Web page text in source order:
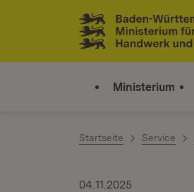
Zum Inhalt springen
Link zur Startseite
Ministerium
Startseite Service
04.11.2025